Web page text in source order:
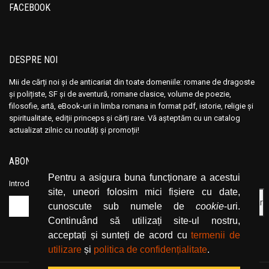
Pentru a asigura buna funcționare a acestui
site, uneori folosim mici fișiere cu date,
cunoscute sub numele de cookie-uri.
Continuând să utilizați site-ul nostru,
acceptați și sunteți de acord cutermenii de
utilizare și politica de confidențialitate.
Ana Maria Marin
Anatoli Ribakov
Anca Dan
Andocide
Andre Bejin
Andre Felibien
Andre Leroi-Gourhan
Andre Malraux
Andre Maurois
Andre Miquel
Andre Theuriet
Ana Maria Marin
Anatoli Ribakov
Anca Dan
Andocide
Andre Bejin
Andre Felibien
Andre Leroi-Gourhan
Andre Malraux
Andre Maurois
Andre Miquel
Andre Theuriet
FACEBOOK
DESPRE NOI
Mii de cărți noi și de anticariat din toate domeniile: romane de dragoste
și polițiste, SF și de aventură, romane clasice, volume de poezie,
filosofie, artă, eBook-uri in limba romana in format pdf, istorie, religie și
spiritualitate, ediții princeps și cărți rare. Vă așteptăm cu un catalog
actualizat zilnic cu noutăți și promoții!
ABONEAZĂ-TE LA NEWSLETTER
Introduceți adresa dvs. de email și dați click pe butonul de abonare.